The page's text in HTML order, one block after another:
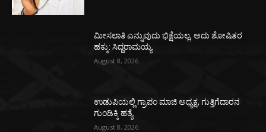
ಮೀಸಲಾತಿ ಎನ್ನುವುದು ಭಿಕ್ಷೆಯಲ್ಲ, ಅದು ಶೋಷಿತರ
ಹಕ್ಕು: ಸಿದ್ದರಾಮಯ್ಯ
August 8, 2026
ಉಡುಪಿಯಲ್ಲಿ ಗ್ರಾಪಂ ಮಾಜಿ ಅಧ್ಯಕ್ಷ, ಗುತ್ತಿಗೆದಾರನ
ಗುಂಡಿಕ್ಕಿ ಹತ್ಯೆ
August 8, 2026